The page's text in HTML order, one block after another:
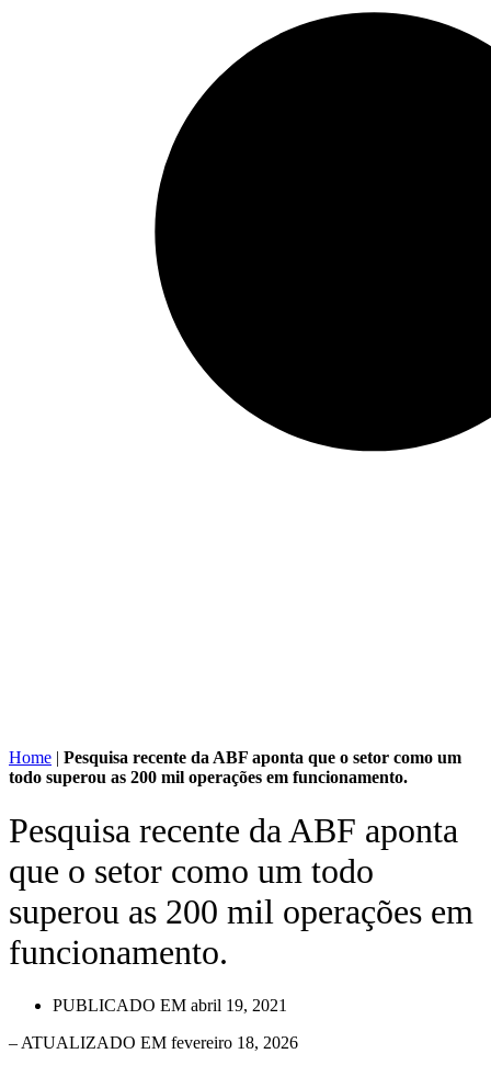
Home | Pesquisa recente da ABF aponta que o setor como um
todo superou as 200 mil operações em funcionamento.
Pesquisa recente da ABF aponta
que o setor como um todo
superou as 200 mil operações em
funcionamento.
PUBLICADO EM abril 19, 2021
– ATUALIZADO EM fevereiro 18, 2026